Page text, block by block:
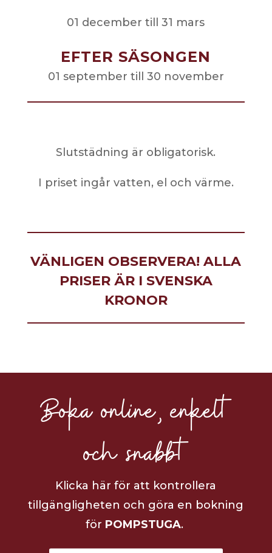
01 december till 31 mars
EFTER SÄSONGEN
01 september till 30 november
Slutstädning är obligatorisk.
I priset ingår vatten, el och värme.
VÄNLIGEN OBSERVERA! ALLA
PRISER ÄR I SVENSKA
KRONOR
Boka online, enkelt
och snabbt
Klicka här för att kontrollera
tillgängligheten och göra en bokning
för POMPSTUGA.